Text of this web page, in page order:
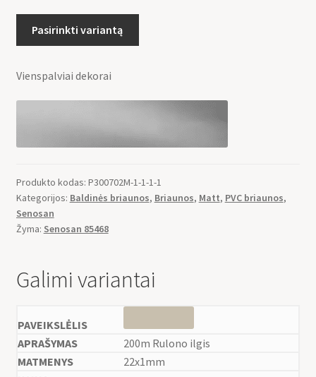
Pasirinkti variantą
Vienspalviai dekorai
Produkto kodas: P300702M-1-1-1-1
Kategorijos: Baldinės briaunos, Briaunos, Matt, PVC briaunos,
Senosan
Žyma: Senosan 85468
Galimi variantai
200m Rulono ilgis
22x1mm